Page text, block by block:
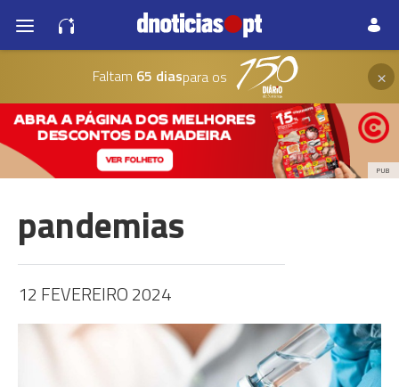
Faltam 65 diaspara os ×
PUB
pandemias
12 FEVEREIRO 2024